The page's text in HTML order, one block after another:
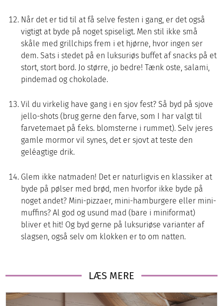
Når det er tid til at få selve festen i gang, er det også
vigtigt at byde på noget spiseligt. Men stil ikke små
skåle med grillchips frem i et hjørne, hvor ingen ser
dem. Sats i stedet på en luksuriøs buffet af snacks på et
stort, stort bord. Jo større, jo bedre! Tænk oste, salami,
pindemad og chokolade.
Vil du virkelig have gang i en sjov fest? Så byd på sjove
jello-shots (brug gerne den farve, som I har valgt til
farvetemaet på f.eks. blomsterne i rummet). Selv jeres
gamle mormor vil synes, det er sjovt at teste den
geléagtige drik.
Glem ikke natmaden! Det er naturligvis en klassiker at
byde på pølser med brød, men hvorfor ikke byde på
noget andet? Mini-pizzaer, mini-hamburgere eller mini-
muffins? Al god og usund mad (bare i miniformat)
bliver et hit! Og byd gerne på luksuriøse varianter af
slagsen, også selv om klokken er to om natten.
LÆS MERE